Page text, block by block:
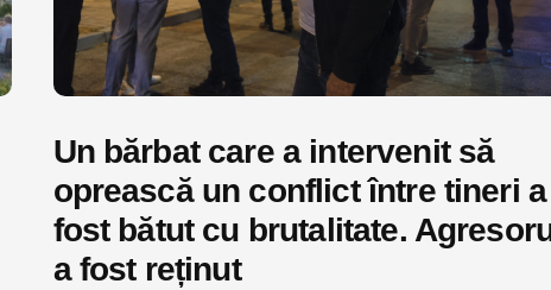
Un bărbat care a intervenit să
oprească un conflict între tineri a
fost bătut cu brutalitate.
a fost reținut